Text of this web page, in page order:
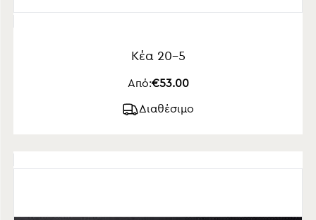
Κέα 20-5
Από:€53.00
Διαθέσιμο